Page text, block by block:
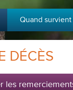
Quand
DÉCÈS
les